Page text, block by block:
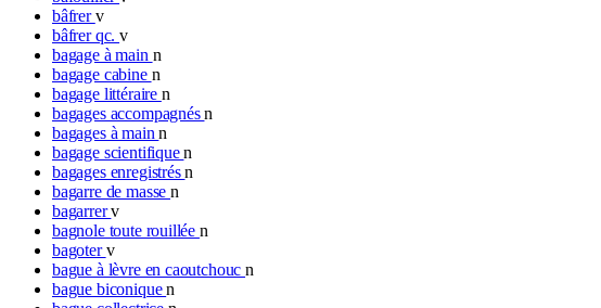
bâfrerv
bâfrer qc.v
bagage à main n
bagage cabine n
bagage littéraire n
bagages accompagnésn
bagages à mainn
bagage scientifiquen
bagages enregistrésn
bagarre de massen
bagarrerv
bagnole toute rouillée n
bagoterv
bague à lèvre en caoutchoucn
bague biconiquen